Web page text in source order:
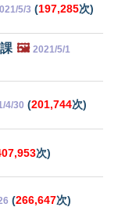
5/3 (197,285次)
🖼️ 2021/5/1
4/30 (201,744次)
次)
(266,647次)